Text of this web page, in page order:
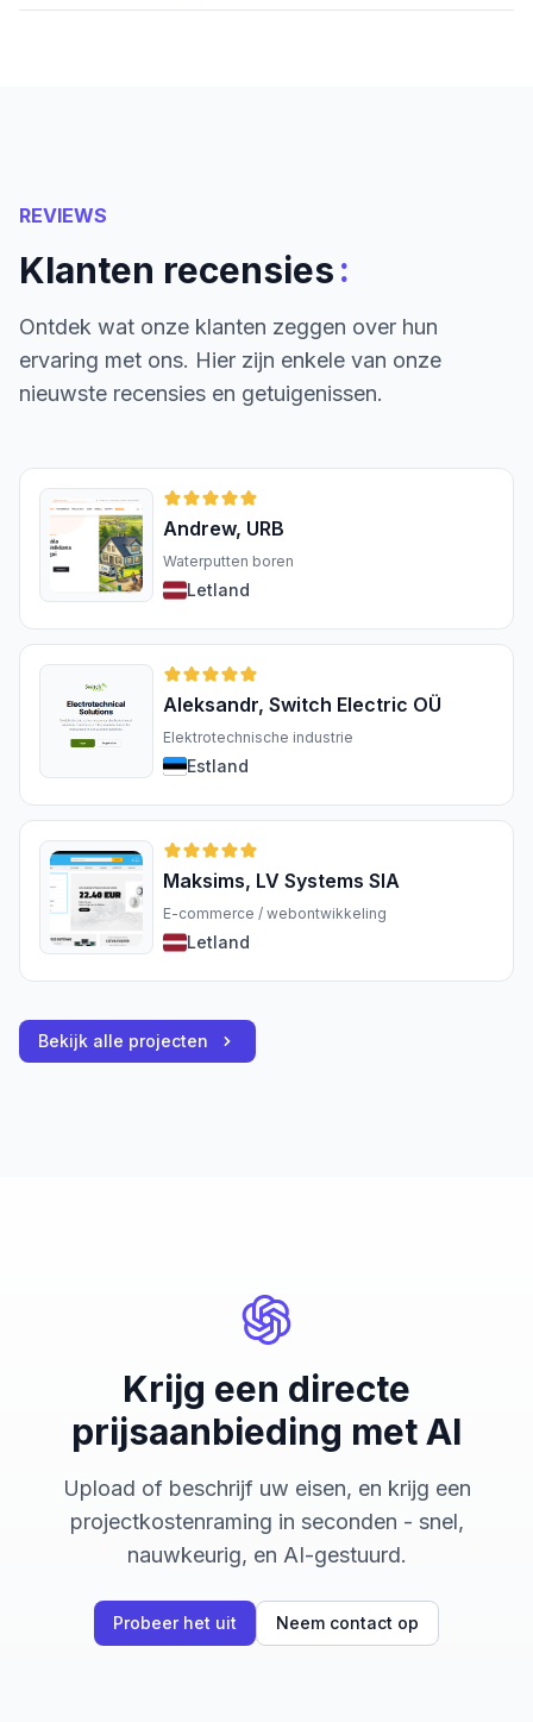
REVIEWS
Klanten recensies:
Ontdek wat onze klanten zeggen over hun
ervaring met ons. Hier zijn enkele van onze
nieuwste recensies en getuigenissen.
Andrew, URB
Waterputten boren
Letland
Aleksandr, Switch Electric OÜ
Elektrotechnische industrie
Estland
Maksims, LV Systems SIA
E-commerce / webontwikkeling
Letland
Bekijk alle projecten
Krijg een directe
prijsaanbieding met AI
Upload of beschrijf uw eisen, en krijg een
projectkostenraming in seconden - snel,
nauwkeurig, en AI-gestuurd.
Probeer het uit Neem contact op